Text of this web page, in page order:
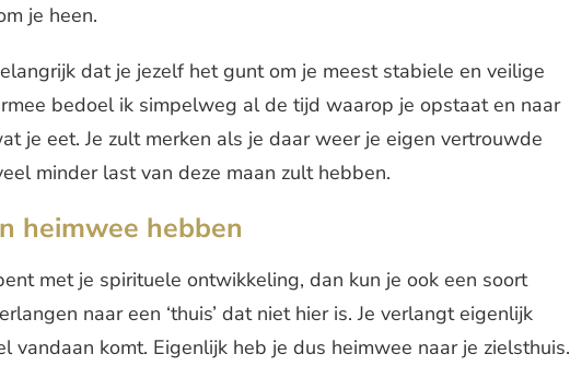
je heen.
dat je jezelf het gunt om je meest stabiele en veilige
bedoel ik simpelweg al de tijd waarop je opstaat en naar
je eet. Je zult merken als je daar weer je eigen vertrouwde
minder last van deze maan zult hebben.
heimwee hebben
met je spirituele ontwikkeling, dan kun je ook een soort
naar een ‘thuis’ dat niet hier is. Je verlangt eigenlijk
vandaan komt. Eigenlijk heb je dus heimwee naar je zielsthuis.